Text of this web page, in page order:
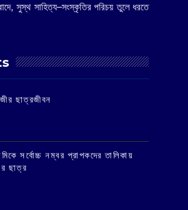
সুস্থ সাহিত্য–সংস্কৃতির পরিচয় তুলে ধরতে
ছাত্রজীবন
সর্বোচ্চ নম্বর প্রাপকদের তালিকায়
ছাত্র